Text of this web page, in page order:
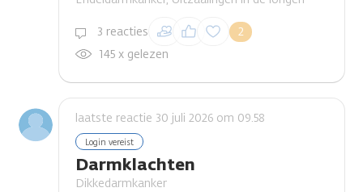
3 reacties 2
Inloggen om een
reactie te plaatsen
145 x gelezen
laatste reactie 30 juli 2026 om 09.58
Login vereist
Darmklachten
Dikkedarmkanker